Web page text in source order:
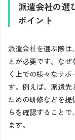
派遣会社の選
ポイント
派遣会社を選ぶ際は
とが必要です。な
く上での様々なサ
す。例えば、派遣先
ための研修などを
らを確認すること
ます。